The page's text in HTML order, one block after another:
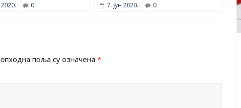
0 7. јун 2020. 0
поља су означена *